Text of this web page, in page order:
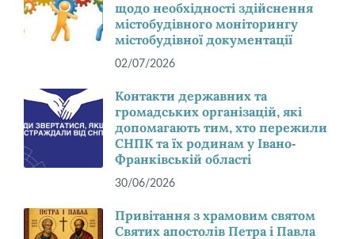
щодо необхідності здійснення
містобудівного моніторингу
містобудівної документації
02/07/2026
Контакти державних та
громадських організацій, які
допомагають тим, хто пережили
СНПК та їх родинам у Івано-
Франківській області
30/06/2026
Привітання з храмовим святом
Святих апостолів Петра і Павла